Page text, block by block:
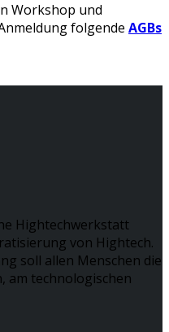
Workshop und
folgende AGBs
Hightechwerkstatt
von Hightech.
soll allen Menschen die
am technologischen